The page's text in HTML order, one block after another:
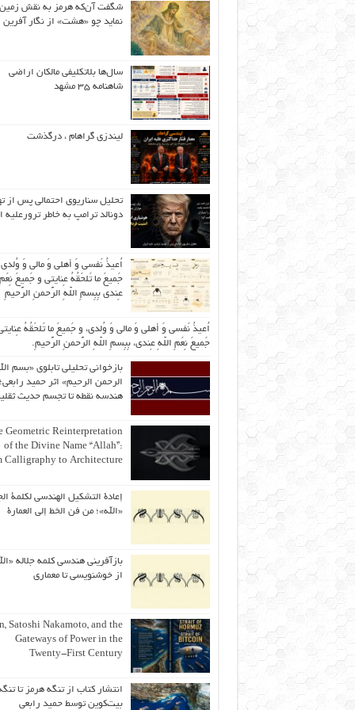
شگفت آن‌که هرمز به نقش زمین
نماید چو «هشت» از نگار آفرین
سال‌ها بلاتکلیفی مالکان اراضی
شاهنامه ۳۵ مشهد
لیندزی گراهام ، درگذشت
تحلیل سناریوی احتمالی پس از
دونالد ترامپ به خاطر ترورعلیه
اُعیذُ نَفسی وَ أهلی وَ مالی وَ
جَمیعَ ما تَلحَقُهُ عِنایتی و جَمیعَ نِعَمِ
عِندی بِبِسمِ اللّهِ الرَّحمنِ الرَّحیمِ
اُعیذُ نَفسی وَ أهلی وَ مالی وَ وُلدی، و جَمیعَ ما تَلحَقُهُ
جَمیعَ نِعَمِ اللّهِ عِندی، بِبِسمِ اللّهِ الرَّحمنِ الرَّحیمِ.
بازخوانی تحلیلی تابلوی «بسم
الرحمن الرحیم» اثر حمید رابعی؛
هندسه نقطه تا تجسم حدیث
Geometric Reinterpretation
of the Divine Name “Allah”:
Calligraphy to Architecture
إعادة التشكيل الهندسي لكلمة
«الله»؛ من فن الخط إلى العمارة
بازآفرینی هندسی کلمه جلاله
از خوشنویسی تا معماری
Satoshi Nakamoto, and the
Gateways of Power in the
Twenty-First Century
انتشار کتاب از تنگه هرمز تا
بیت‌کوین توسط حمید رابعی